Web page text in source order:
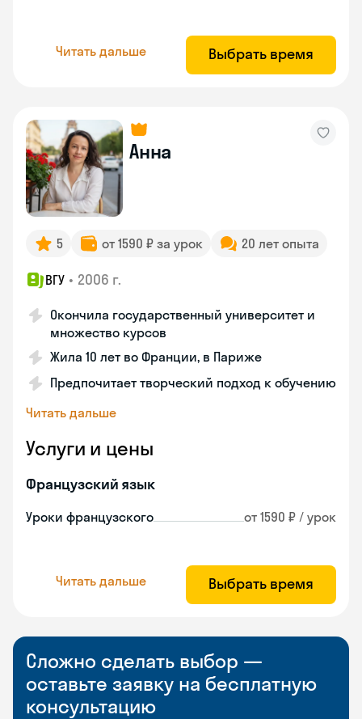
Читать дальше Выбрать время
Анна
5 от 1590 ₽ за урок 20 лет опыта
ВГУ • 2006 г.
Окончила государственный университет и
множество курсов
Жила 10 лет во Франции, в Париже
Предпочитает творческий подход к обучению
Читать дальше
Услуги и цены
Французский язык
Уроки французского от 1590 ₽ / урок
Читать дальше Выбрать время
Сложно сделать выбор —
оставьте заявку на бесплатную
консультацию